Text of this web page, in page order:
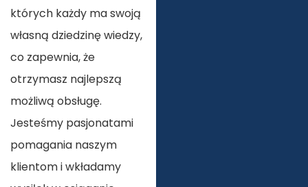
których każdy ma swoją
własną dziedzinę wiedzy,
co zapewnia, że
otrzymasz najlepszą
możliwą obsługę.
Jesteśmy pasjonatami
pomagania naszym
klientom i wkładamy